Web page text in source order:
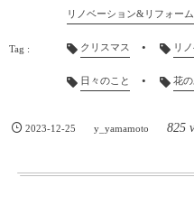
リノベーション&リフォー
クリスマス リ
日々のこと 花
2023-12-25 y_yamamoto 825